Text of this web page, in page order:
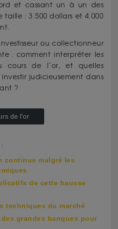
et cassant un à un des
taille : 3.500 dollars et 4.000
ou collectionneur
: comment interpréter les
cours de l’or, et quelles
judicieusement dans
?
de l'or
continue malgré les
de cette hausse
techniques du marché
grandes banques pour